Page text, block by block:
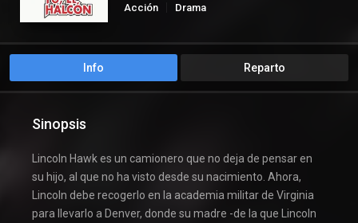
Acción
Drama
Info Reparto
Sinopsis
Lincoln Hawk es un camionero que no deja de pensar en
su hijo, al que no ha visto desde su nacimiento. Ahora,
Lincoln debe recogerlo en la academia militar de Virginia
para llevarlo a Denver, donde su madre -de la que Lincoln